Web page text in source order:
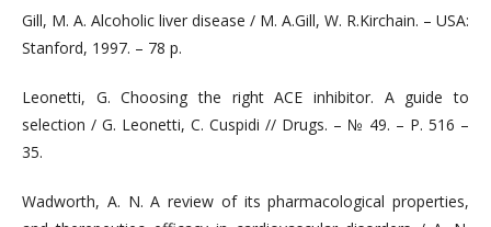
Gill, M. A. Alcoholic liver disease / M. A.Gill, W. R.Kirchain. – USA:
Stanford, 1997. – 78 p.
Leonetti, G. Choosing the right ACE inhibitor. A guide to
selection / G. Leonetti, C. Cuspidi // Drugs. – № 49. – P. 516 –
35.
Wadworth, A. N. A review of its pharmacological properties,